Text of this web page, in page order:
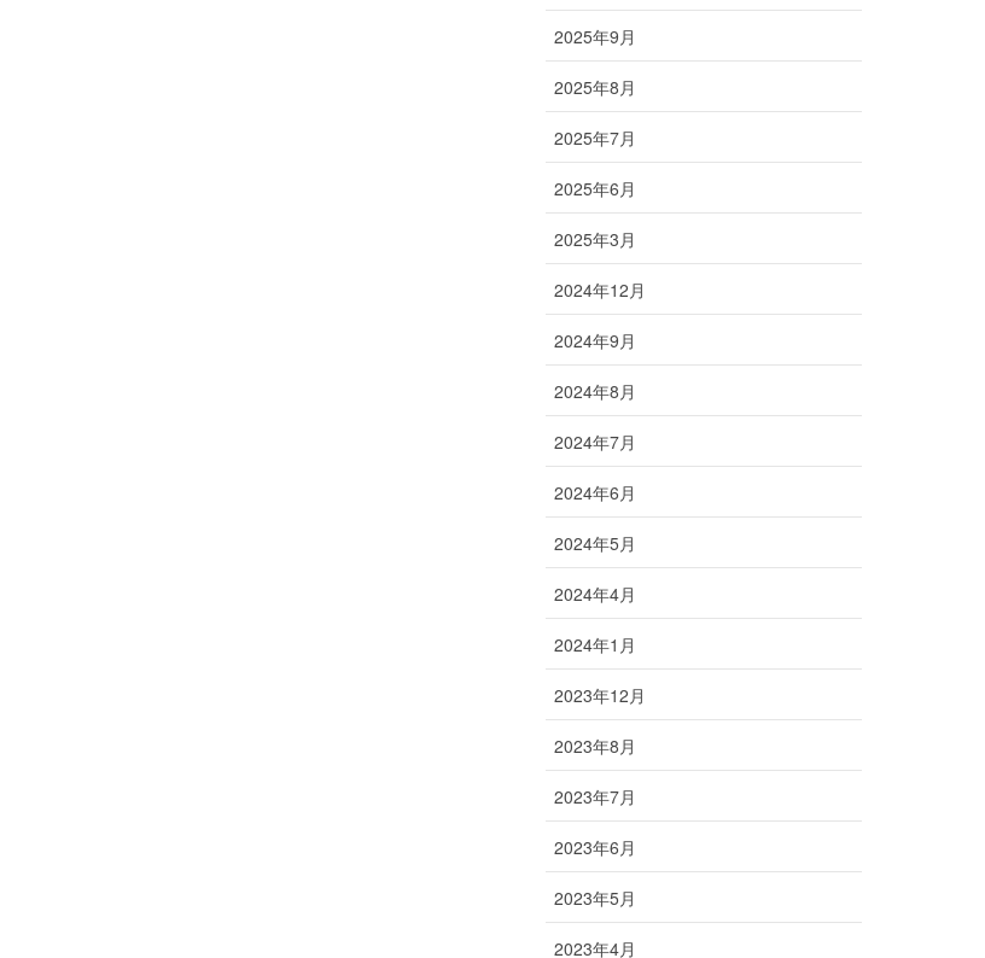
2025年9月
2025年8月
2025年7月
2025年6月
2025年3月
2024年12月
2024年9月
2024年8月
2024年7月
2024年6月
2024年5月
2024年4月
2024年1月
2023年12月
2023年8月
2023年7月
2023年6月
2023年5月
2023年4月